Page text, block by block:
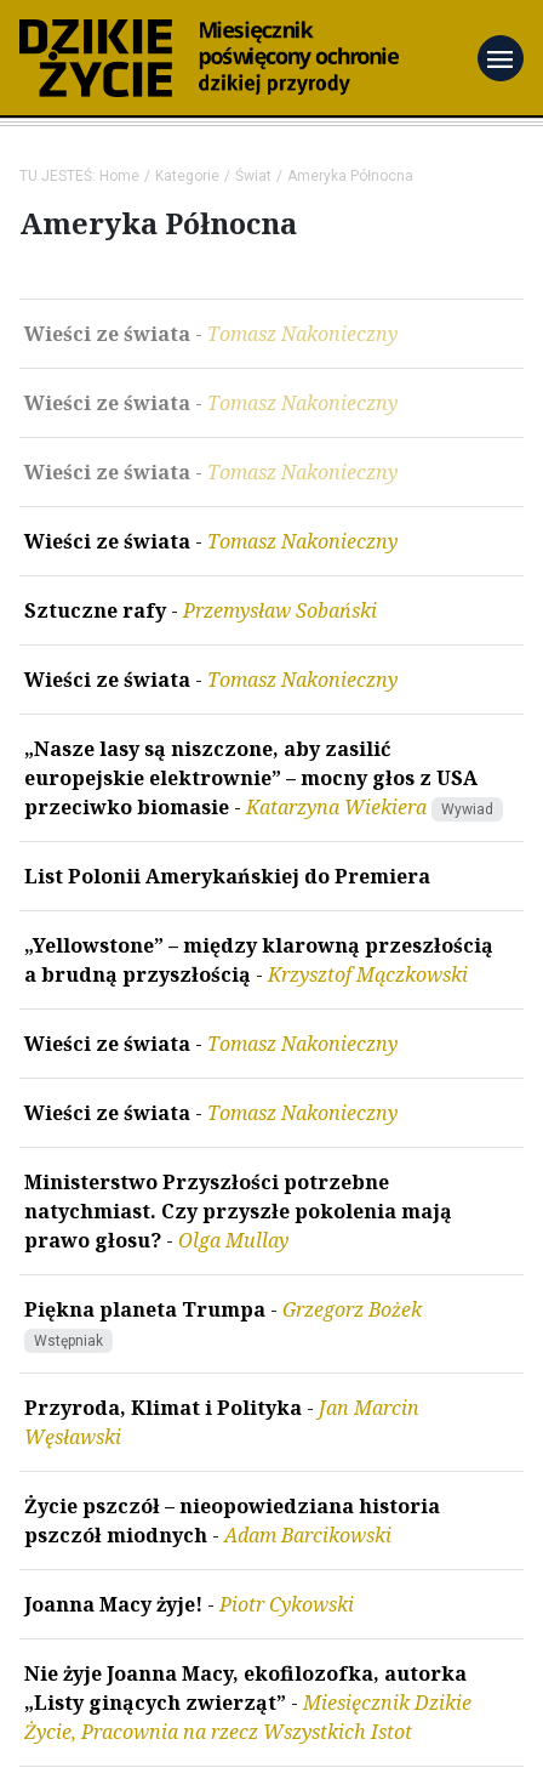
menu
TU JESTEŚ: Home Kategorie Świat Ameryka Północna
Ameryka Północna
Wieści ze świata - Tomasz Nakonieczny
Wieści ze świata - Tomasz Nakonieczny
Wieści ze świata - Tomasz Nakonieczny
Wieści ze świata - Tomasz Nakonieczny
Sztuczne rafy-Przemysław Sobański
Wieści ze świata - Tomasz Nakonieczny
„Nasze lasy są niszczone, aby zasilić
europejskie elektrownie” – mocny głos z USA
przeciwko biomasie -Katarzyna Wiekiera Wywiad
List Polonii Amerykańskiej do Premiera
„Yellowstone” – między klarowną przeszłością
a brudną przyszłością -Krzysztof Mączkowski
Wieści ze świata - Tomasz Nakonieczny
Wieści ze świata - Tomasz Nakonieczny
Ministerstwo Przyszłości potrzebne
natychmiast. Czy przyszłe pokolenia mają
prawo głosu? - Olga Mullay
Piękna planeta Trumpa - Grzegorz Bożek
Wstępniak
Przyroda, Klimat i Polityka - Jan Marcin
Węsławski
Życie pszczół – nieopowiedziana historia
pszczół miodnych -Adam Barcikowski
Joanna Macy żyje! -Piotr Cykowski
Nie żyje Joanna Macy, ekofilozofka, autorka
„Listy ginących zwierząt” -Miesięcznik Dzikie
Życie, Pracownia na rzecz Wszystkich Istot